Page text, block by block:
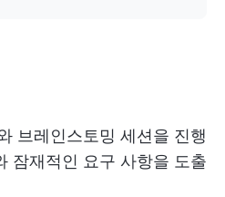
브레인스토밍 세션을 진행
잠재적인 요구 사항을 도출